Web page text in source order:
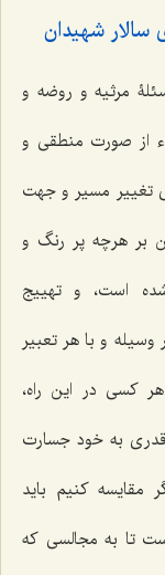
سالار شهیدان
مرثیه و روضه و
از صورت منطقی و
تغییر مسیر و جهت
بر هرچه پر رنگ و
است، و تهییج
و با هر تعبیر
کسی در این راه،
به خود جسارت
کنیم باید
تا به مجالسی که